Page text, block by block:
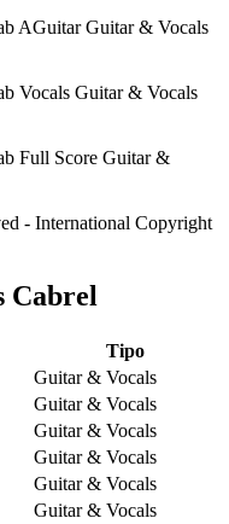
- International Copyright
Cabrel
Tipo
Guitar & Vocals
Guitar & Vocals
Guitar & Vocals
Guitar & Vocals
Guitar & Vocals
Guitar & Vocals